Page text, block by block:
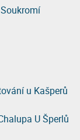
Soukromí
u Kašperů
U Šperlů